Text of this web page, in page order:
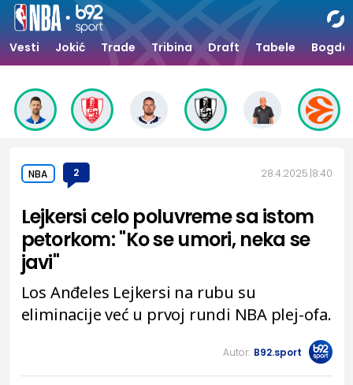
Vesti Jokić Trade Tribina Draft Tabele
NBA 2 28.4.2025. 8:40
Lejkersi celo poluvreme sa istom
petorkom: "Ko se umori, neka se
javi"
Los Anđeles Lejkersi na rubu su
eliminacije već u prvoj rundi NBA plej-ofa.
Autor: B92.sport